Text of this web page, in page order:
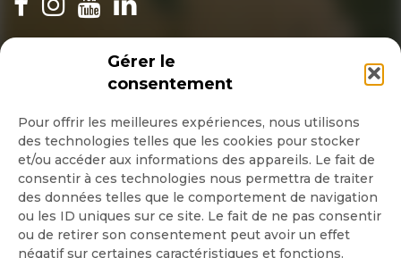
Gérer le
consentement
Pour offrir les meilleures expériences, nous utilisons
des technologies telles que les cookies pour stocker
et/ou accéder aux informations des appareils. Le fait de
consentir à ces technologies nous permettra de traiter
des données telles que le comportement de navigation
ou les ID uniques sur ce site. Le fait de ne pas consentir
ou de retirer son consentement peut avoir un effet
négatif sur certaines caractéristiques et fonctions.
INSCRIPTION NEWSLETTER
Quotidienne
Hebdo
OK